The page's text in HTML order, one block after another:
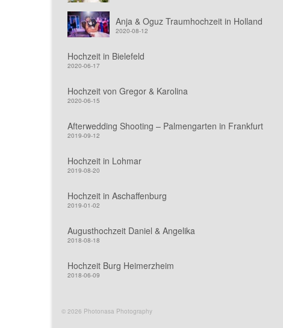
Anja & Oguz Traumhochzeit in Holland
2020-08-12
Hochzeit in Bielefeld
2020-06-17
Hochzeit von Gregor & Karolina
2020-06-15
Afterwedding Shooting – Palmengarten in Frankfurt
2019-09-12
Hochzeit in Lohmar
2019-08-20
Hochzeit in Aschaffenburg
2019-01-02
Augusthochzeit Daniel & Angelika
2018-08-18
Hochzeit Burg Heimerzheim
2018-06-09
© 2026 Photonasa Photography